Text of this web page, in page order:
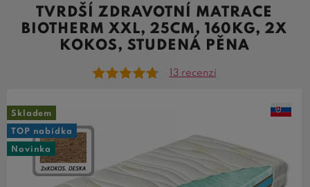
TVRDŠÍ ZDRAVOTNÍ MATRACE
BIOTHERM XXL, 25CM, 160KG, 2X
KOKOS, STUDENÁ PĚNA
13 recenzí
Skladem
TOP nabídka
Novinka